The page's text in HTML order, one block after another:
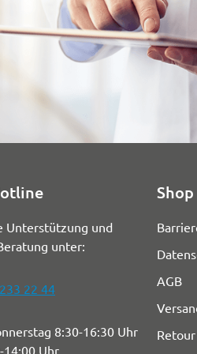
Unterstützung und
unter:
22 44
8:30-16:30 Uhr
14:00 Uhr
AGB
Retour